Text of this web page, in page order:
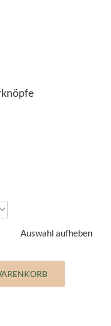
Auswahl aufheben